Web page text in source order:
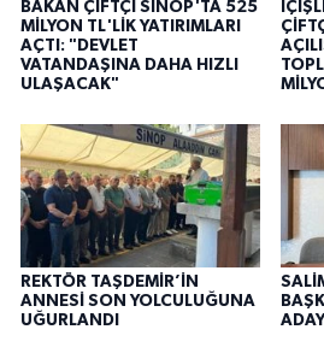
BAKAN ÇİFTÇİ SİNOP'TA 525
MİLYON TL'LİK YATIRIMLARI
AÇTI: "DEVLET
VATANDAŞINA DAHA HIZLI
ULAŞACAK"
REKTÖR TAŞDEMİR’İN
ANNESİ SON YOLCULUĞUNA
UĞURLANDI